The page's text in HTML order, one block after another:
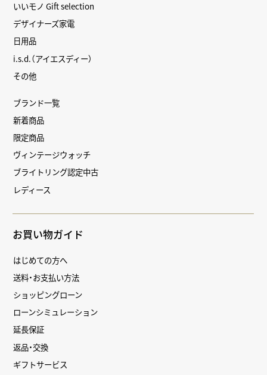
いいモノ Gift selection
デザイナーズ家電
日用品
i.s.d.（アイエスディー）
その他
ブランド一覧
新着商品
限定商品
ヴィンテージウォッチ
ブライトリング認定中古
レディース
お買い物ガイド
はじめての方へ
送料・お支払い方法
ショッピングローン
ローンシミュレーション
延長保証
返品・交換
ギフトサービス